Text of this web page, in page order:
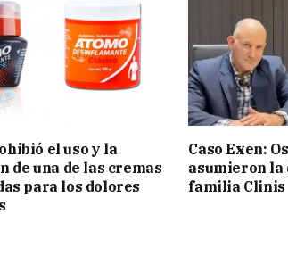
el uso y la
de una de las cremas
para los dolores
Caso Exen:
asumieron la
familia Clinis